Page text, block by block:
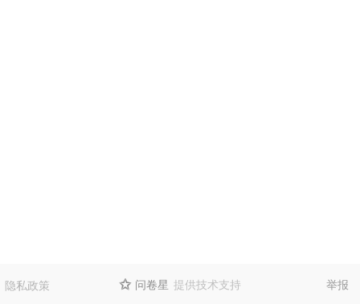
隐私政策  问卷星 提供技术支持 举报